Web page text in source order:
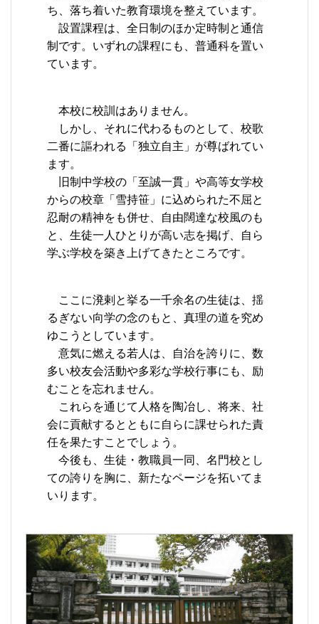
ち、落ち着いた教育環境を整えています。
設置課程は、全日制のほか定時制と通信
制です。いずれの課程にも、普通科を置い
ています。
本校に校訓はありません。
しかし、それに代わるものとして、校歌
二番に謳われる「独立自主」が尊ばれてい
ます。
旧制中学校の「至誠一貫」や高等女学校
からの校章「雪持笹」に込められた不屈と
忍耐の精神をも併せ、自由闊達な校風のも
と、生徒一人ひとりが高い志を掲げ、自ら
学ぶ学校を築き上げてきたところです。
ここに溌剌と挙る一千余名の生徒は、揺
るぎない向学の念のもと、真理の道を究め
ゆこうとしています。
意気に燃える若人は、自治を誇りに、数
多い校友会活動や多彩な学校行事にも、励
むことを忘れません。
これらを通じて人格を陶冶し、将来、社
会に貢献するとともに自らに課せられた責
任を果たすことでしょう。
今後も、生徒・教職員一同、名門校とし
ての誇りを胸に、新たなページを拓いてま
いります。